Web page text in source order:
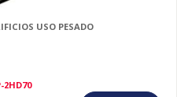
USO PESADO
2HD70